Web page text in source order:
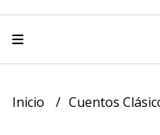
Inicio Cuentos